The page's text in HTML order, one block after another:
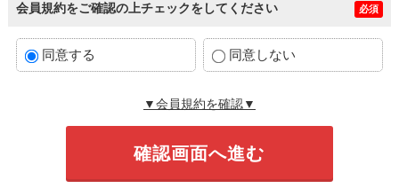
会員規約をご確認の上チェックをしてください 必須
同意する 同意しない
▼会員規約を確認▼